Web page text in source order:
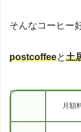
そんなコーヒー
postcoffeeと土
月額